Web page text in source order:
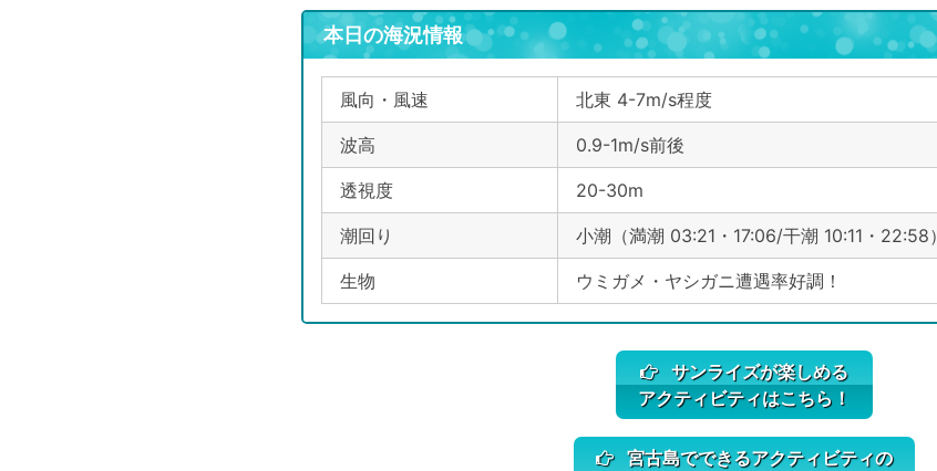
本日の海況情報
風向・風速 北東 4-7m/s程度
波高 0.9-1m/s前後
透視度 20-30m
潮回り 小潮（満潮 03:21・17:06/干潮 10:11・22:58）
生物 ウミガメ・ヤシガニ遭遇率好調！
サンライズが楽しめる
アクティビティはこちら！
宮古島でできるアクティビティの